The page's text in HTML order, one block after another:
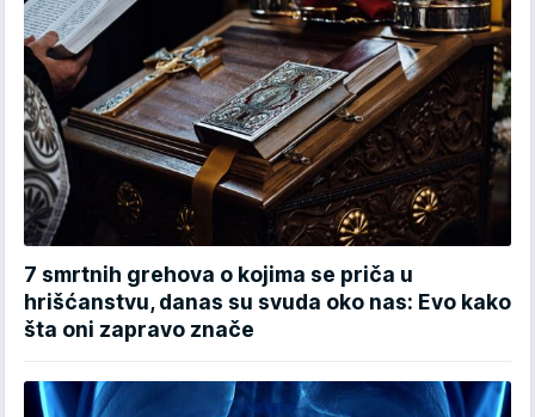
7 smrtnih grehova o kojima se priča u
hrišćanstvu, danas su svuda oko nas: Evo kako
šta oni zapravo znače